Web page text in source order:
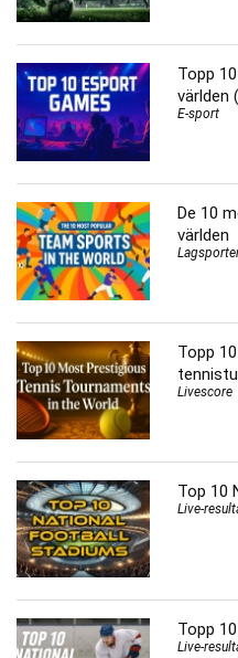
Topp
världen
E-sport
De 10
världen
Topp
Livescore
Top 10
Live-
Topp
Live-